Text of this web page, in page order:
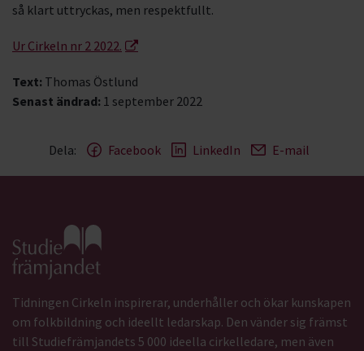
så klart uttryckas, men respektfullt.
Ur Cirkeln nr 2 2022.
Text: Thomas Östlund
Senast ändrad: 1 september 2022
Dela: Facebook LinkedIn E-mail
Gå till studiefrämjandets startsida
Tidningen Cirkeln inspirerar, underhåller och ökar kunskapen
om folkbildning och ideellt ledarskap. Den vänder sig främst
till Studiefrämjandets 5 000 ideella cirkelledare, men även